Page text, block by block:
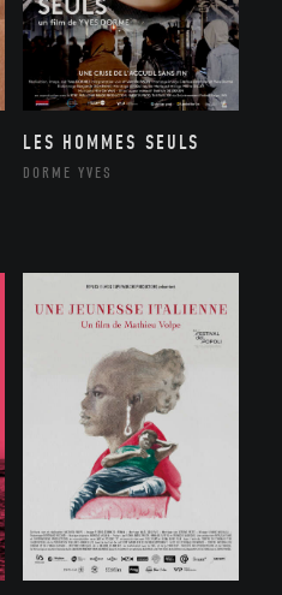
LES HOMMES SEULS
DORME YVES